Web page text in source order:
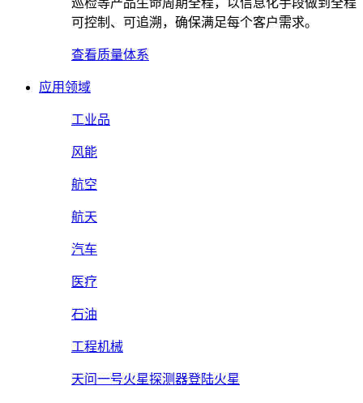
可控制、可追溯，确保满足每个客户需求。
查看质量体系
应用领域
工业品
风能
航空
航天
汽车
医疗
石油
工程机械
天问一号火星探测器登陆火星